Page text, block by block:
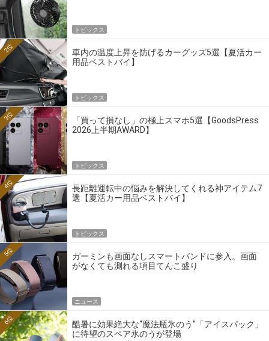
トピックス
車内の温度上昇を防げるカーグッズ5選【夏活カー
用品ベストバイ】
2位
トピックス
「買って損なし」の極上スマホ5選【GoodsPress
2026上半期AWARD】
3位
トピックス
長距離運転中の悩みを解決してくれる神アイテム7
選【夏活カー用品ベストバイ】
4位
トピックス
ガーミンも画面なしスマートバンドに参入。画面
がなくても測れる項目てんこ盛り
5位
ニュース
酷暑に効果絶大な“魔法瓶氷のう”「アイスパック」
に待望のスペア氷のうが登場
6位